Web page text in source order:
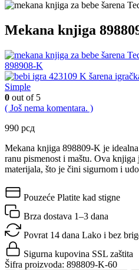
Mekana knjiga
898908-K
Simple
0 out of 5
( Još nema komentara. )
990 рсд
Mekana knjiga 898809-K je
ranu pismenost i maštu. Ova
materijala, što je čini sigurnom i
Pouzeće Platite kad stigne
Brza dostava 1–3 dana
Povrat 14 dana Lako i bez
Sigurna kupovina SSL zaštita
Šifra proizvoda: 898809-K-60